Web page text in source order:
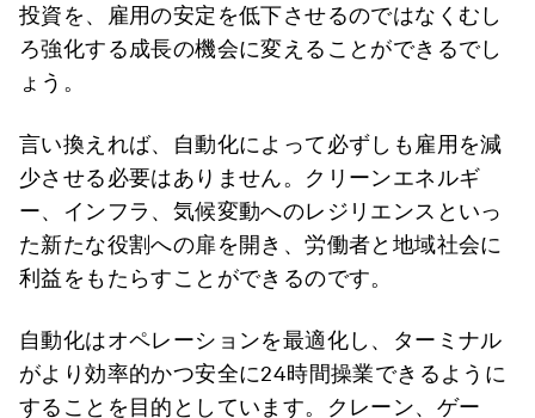
投資を、雇用の安定を低下させるのではなくむし
ろ強化する成長の機会に変えることができるでし
ょう。
言い換えれば、自動化によって必ずしも雇用を減
少させる必要はありません。クリーンエネルギ
ー、インフラ、気候変動へのレジリエンスといっ
た新たな役割への扉を開き、労働者と地域社会に
利益をもたらすことができるのです。
自動化はオペレーションを最適化し、ターミナル
がより効率的かつ安全に24時間操業できるように
することを目的としています。クレーン、ゲー